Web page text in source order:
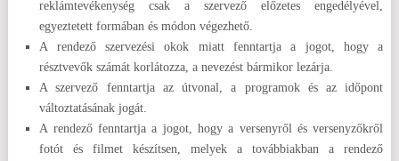
reklámtevékenység csak a szervező előzetes engedélyével,
egyeztetett formában és módon végezhető.
A rendező szervezési okok miatt fenntartja a jogot, hogy a
résztvevők számát korlátozza, a nevezést bármikor lezárja.
A szervező fenntartja az útvonal, a programok és az időpont
változtatásának jogát.
A rendező fenntartja a jogot, hogy a versenyről és versenyzőkről
fotót és filmet készítsen, melyek a továbbiakban a rendező